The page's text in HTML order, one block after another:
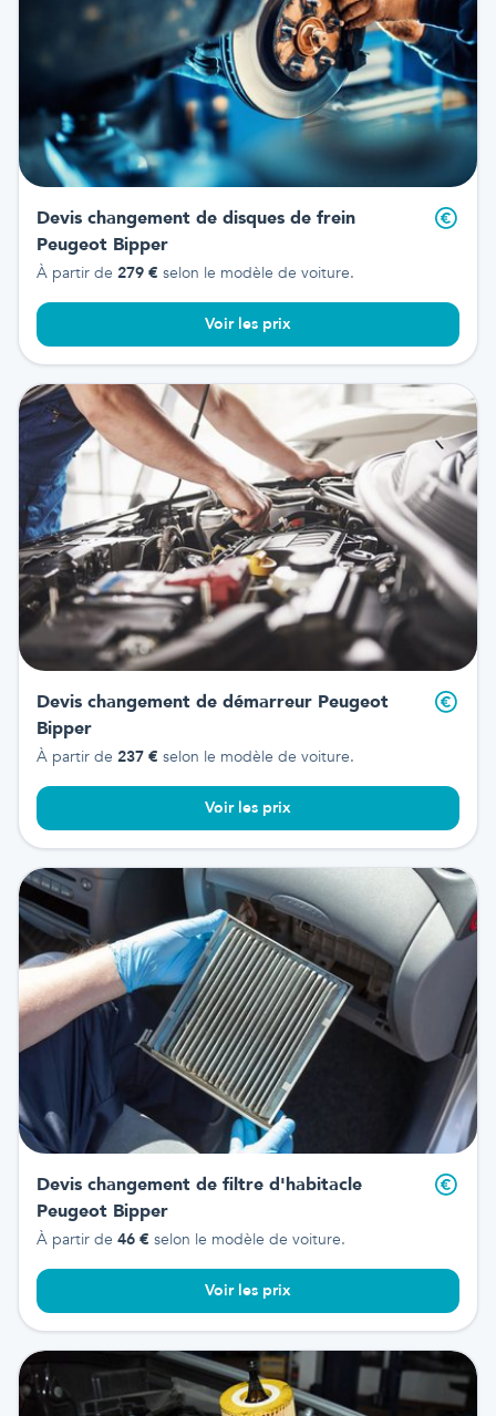
Devis changement de disques de frein
Peugeot Bipper
À partir de 279 € selon le modèle de voiture.
Voir les prix
Devis changement de démarreur Peugeot
Bipper
À partir de 237 € selon le modèle de voiture.
Voir les prix
Devis changement de filtre d'habitacle
Peugeot Bipper
À partir de 46 € selon le modèle de voiture.
Voir les prix